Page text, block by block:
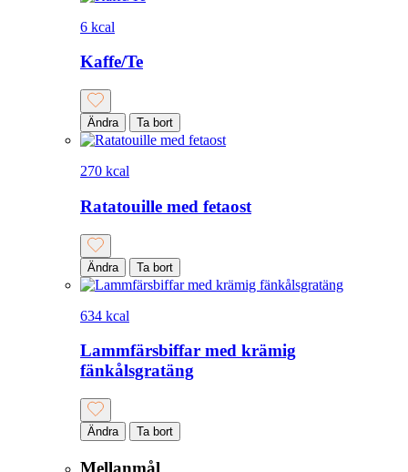
6 kcal
Kaffe/Te
Ändra Ta bort
270 kcal
Ratatouille med fetaost
Ändra Ta bort
634 kcal
Lammfärsbiffar med krämig
fänkålsgratäng
Ändra Ta bort
Mellanmål